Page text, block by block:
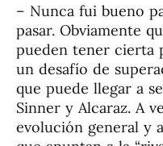
– Nunca fui bueno
pasar. Obviamente
pueden tener cierta
un desafío de
que puede llegar a
Sinner y Alcaraz. A
evolución general y